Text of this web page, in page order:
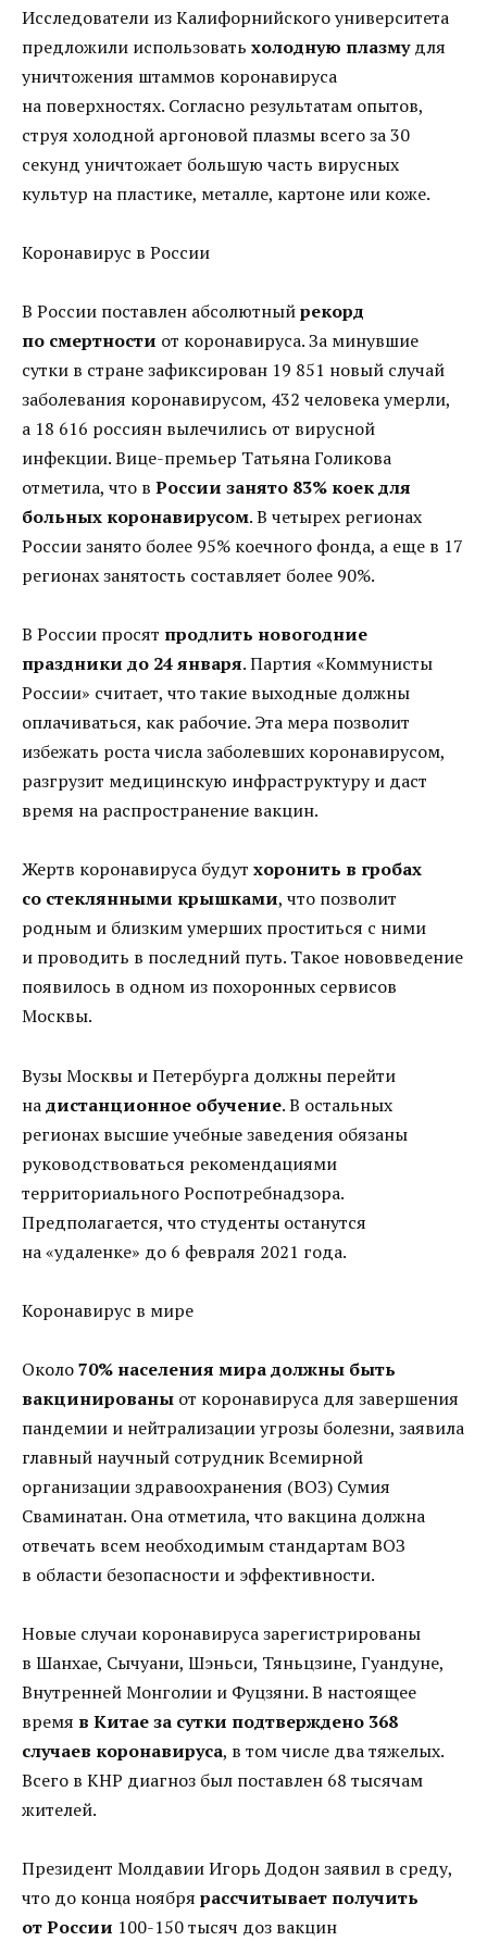
Исследователи из Калифорнийского университета
предложили использовать холодную плазмудля
уничтожения штаммов коронавируса
на поверхностях. Согласно результатам опытов,
струя холодной аргоновой плазмы всего за 30
секунд уничтожает большую часть вирусных
культур на пластике, металле, картоне или коже.
Коронавирус в России
В России поставлен абсолютныйрекорд
по смертности от коронавируса. За минувшие
сутки в стране зафиксирован 19 851 новый случай
заболевания коронавирусом, 432 человека умерли,
а 18 616 россиян вылечились от вирусной
инфекции. Вице-премьер Татьяна Голикова
отметила, что в России занято 83% коек для
больных коронавирусом. В четырех регионах
России занято более 95% коечного фонда, а еще в 17
регионах занятость составляет более 90%.
В России просят продлить новогодние
праздники до 24 января. Партия «Коммунисты
России» считает, что такие выходные должны
оплачиваться, как рабочие. Эта мера позволит
избежать роста числа заболевших коронавирусом,
разгрузит медицинскую инфраструктуру и даст
время на распространение вакцин.
Жертв коронавируса будут хоронить в гробах
со стеклянными крышками, что позволит
родным и близким умерших проститься с ними
и проводить в последний путь. Такое нововведение
появилось в одном из похоронных сервисов
Москвы.
Вузы Москвы и Петербурга должны перейти
надистанционное обучение. В остальных
регионах высшие учебные заведения обязаны
руководствоваться рекомендациями
территориального Роспотребнадзора.
Предполагается, что студенты останутся
на «удаленке» до 6 февраля 2021 года.
Коронавирус в мире
Около70% населения мира должны быть
вакцинированы от коронавируса для завершения
пандемии и нейтрализации угрозы болезни, заявила
главный научный сотрудник Всемирной
организации здравоохранения (ВОЗ) Сумия
Сваминатан. Она отметила, что вакцина должна
отвечать всем необходимым стандартам ВОЗ
в области безопасности и эффективности.
Новые случаи коронавируса зарегистрированы
в Шанхае, Сычуани, Шэньси, Тяньцзине, Гуандуне,
Внутренней Монголии и Фуцзяни. В настоящее
время в Китае за сутки подтверждено 368
случаев коронавируса, в том числе два тяжелых.
Всего в КНР диагноз был поставлен 68 тысячам
жителей.
Президент Молдавии Игорь Додон заявил в среду,
что до конца ноября рассчитывает получить
от России 100-150 тысяч доз вакцин